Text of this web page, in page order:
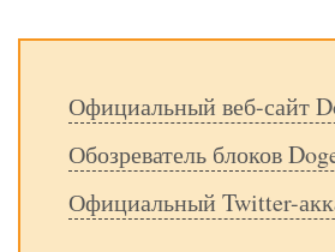
Официальный веб-сайт
Обозреватель блоков
Официальный Twitter-